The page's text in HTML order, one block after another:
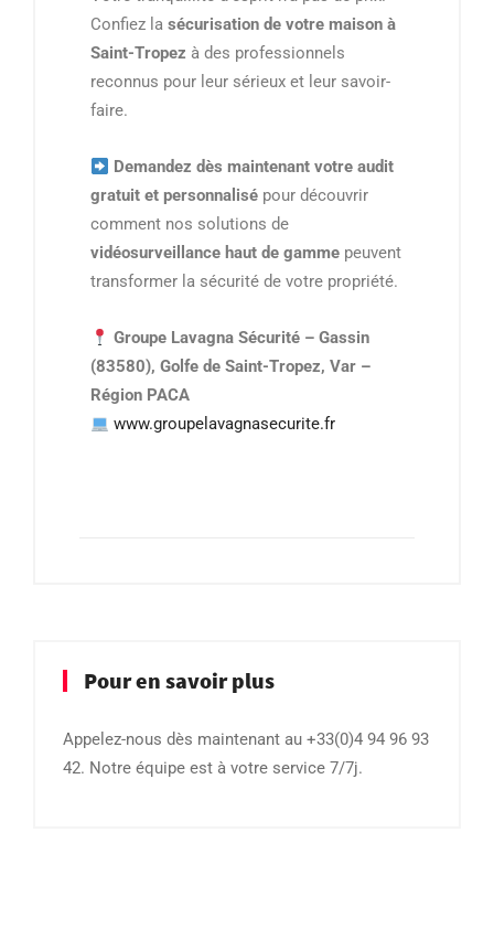
Confiez la sécurisation de votre maison à
Saint-Tropez à des professionnels
reconnus pour leur sérieux et leur savoir-
faire.
Demandez dès maintenant votre audit
gratuit et personnalisé pour découvrir
comment nos solutions de
vidéosurveillance haut de gamme peuvent
transformer la sécurité de votre propriété.
Groupe Lavagna Sécurité – Gassin
(83580), Golfe de Saint-Tropez, Var –
Région PACA
www.groupelavagnasecurite.fr
Pour en savoir plus
Appelez-nous dès maintenant au +33(0)4 94 96 93
42. Notre équipe est à votre service 7/7j.